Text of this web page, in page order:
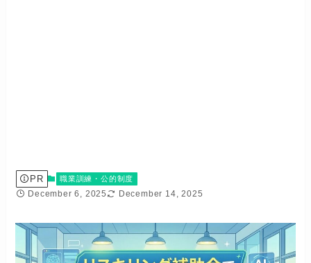
PR 職業訓練・公的制度
December 6, 2025 December 14, 2025